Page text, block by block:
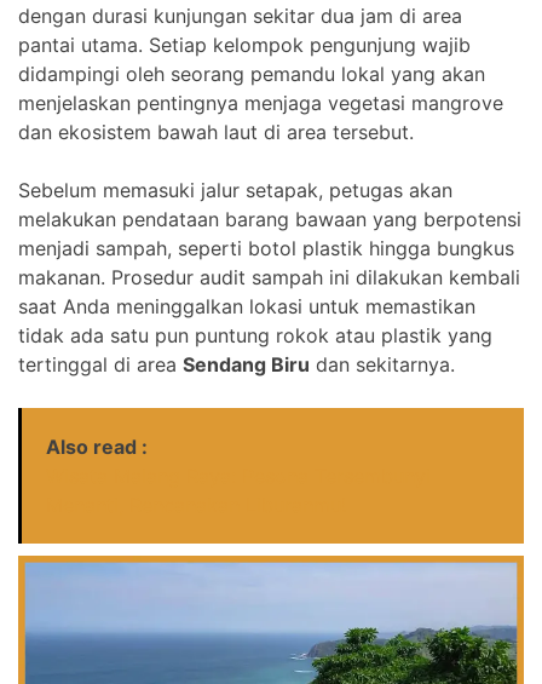
dengan durasi kunjungan sekitar dua jam di area
pantai utama. Setiap kelompok pengunjung wajib
didampingi oleh seorang pemandu lokal yang akan
menjelaskan pentingnya menjaga vegetasi mangrove
dan ekosistem bawah laut di area tersebut.
Sebelum memasuki jalur setapak, petugas akan
melakukan pendataan barang bawaan yang berpotensi
menjadi sampah, seperti botol plastik hingga bungkus
makanan. Prosedur audit sampah ini dilakukan kembali
saat Anda meninggalkan lokasi untuk memastikan
tidak ada satu pun puntung rokok atau plastik yang
tertinggal di area Sendang Biru dan sekitarnya.
Also read :